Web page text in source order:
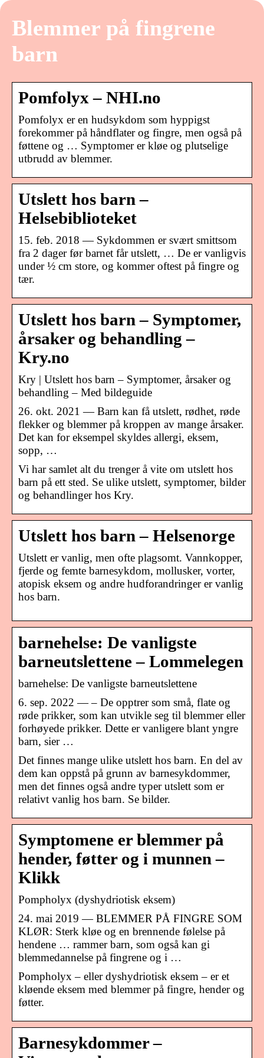
Blemmer på fingrene
barn
Pomfolyx – NHI.no
Pomfolyx er en hudsykdom som hyppigst
forekommer på håndflater og fingre, men også på
føttene og … Symptomer er kløe og plutselige
utbrudd av blemmer.
Utslett hos barn –
Helsebiblioteket
15. feb. 2018 — Sykdommen er svært smittsom
fra 2 dager før barnet får utslett, … De er vanligvis
under ½ cm store, og kommer oftest på fingre og
tær.
Utslett hos barn – Symptomer,
årsaker og behandling –
Kry.no
Kry | Utslett hos barn – Symptomer, årsaker og
behandling – Med bildeguide
26. okt. 2021 — Barn kan få utslett, rødhet, røde
flekker og blemmer på kroppen av mange årsaker.
Det kan for eksempel skyldes allergi, eksem,
sopp, …
Vi har samlet alt du trenger å vite om utslett hos
barn på ett sted. Se ulike utslett, symptomer, bilder
og behandlinger hos Kry.
Utslett hos barn – Helsenorge
Utslett er vanlig, men ofte plagsomt. Vannkopper,
fjerde og femte barnesykdom, mollusker, vorter,
atopisk eksem og andre hudforandringer er vanlig
hos barn.
barnehelse: De vanligste
barneutslettene – Lommelegen
barnehelse: De vanligste barneutslettene
6. sep. 2022 — – De opptrer som små, flate og
røde prikker, som kan utvikle seg til blemmer eller
forhøyede prikker. Dette er vanligere blant yngre
barn, sier …
Det finnes mange ulike utslett hos barn. En del av
dem kan oppstå på grunn av barnesykdommer,
men det finnes også andre typer utslett som er
relativt vanlig hos barn. Se bilder.
Symptomene er blemmer på
hender, føtter og i munnen –
Klikk
Pompholyx (dyshydriotisk eksem)
24. mai 2019 — BLEMMER PÅ FINGRE SOM
KLØR: Sterk kløe og en brennende følelse på
hendene … rammer barn, som også kan gi
blemmedannelse på fingrene og i …
Pompholyx – eller dyshydriotisk eksem – er et
kløende eksem med blemmer på fingre, hender og
føtter.
Barnesykdommer –